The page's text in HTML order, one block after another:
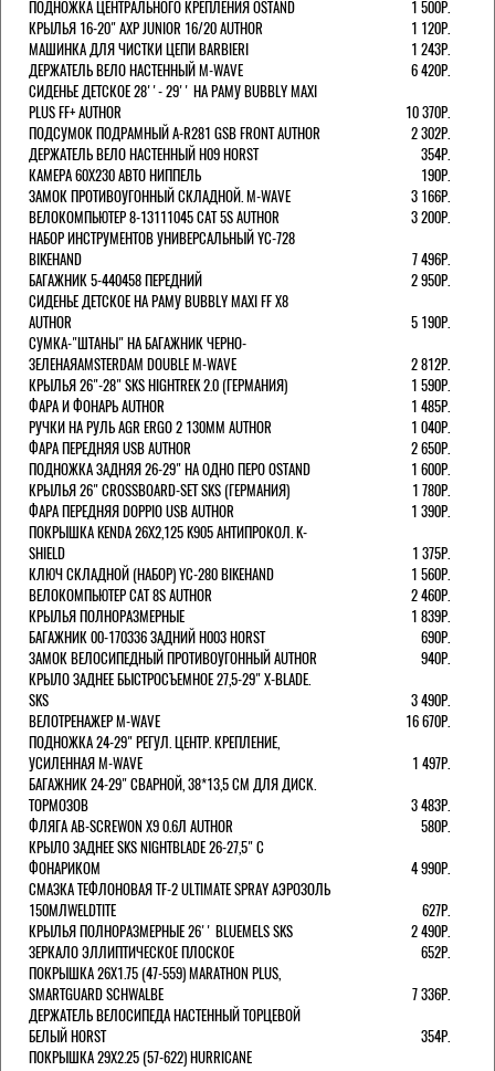
ПОДНОЖКА ЦЕНТРАЛЬНОГО КРЕПЛЕНИЯ OSTAND
1 500Р.
КРЫЛЬЯ 16-20" AXP JUNIOR 16/20 AUTHOR
1 120Р.
МАШИНКА ДЛЯ ЧИСТКИ ЦЕПИ BARBIERI
1 243Р.
ДЕРЖАТЕЛЬ ВЕЛО НАСТЕННЫЙ M-WAVE
6 420Р.
СИДЕНЬЕ ДЕТСКОЕ 28''- 29'' НА РАМУ BUBBLY MAXI
PLUS FF+ AUTHOR
10 370Р.
ПОДСУМОК ПОДРАМНЫЙ A-R281 GSB FRONT AUTHOR
2 302Р.
ДЕРЖАТЕЛЬ ВЕЛО НАСТЕННЫЙ H09 HORST
354Р.
КАМЕРА 60X230 АВТО НИППЕЛЬ
190Р.
ЗАМОК ПРОТИВОУГОННЫЙ СКЛАДНОЙ. M-WAVE
3 166Р.
ВЕЛОКОМПЬЮТЕР 8-13111045 CAT 5S AUTHOR
3 200Р.
НАБОР ИНСТРУМЕНТОВ УНИВЕРСАЛЬНЫЙ YC-728
BIKEHAND
7 496Р.
БАГАЖНИК 5-440458 ПЕРЕДНИЙ
2 950Р.
СИДЕНЬЕ ДЕТСКОЕ НА РАМУ BUBBLY MAXI FF X8
AUTHOR
5 190Р.
СУМКА-"ШТАНЫ" НА БАГАЖНИК ЧЕРНО-
ЗЕЛЕНАЯAMSTERDAM DOUBLE M-WAVE
2 812Р.
КРЫЛЬЯ 26"-28" SKS HIGHTREK 2.0 (ГЕРМАНИЯ)
1 590Р.
ФАРА И ФОНАРЬ AUTHOR
1 485Р.
РУЧКИ НА РУЛЬ AGR ERGO 2 130ММ AUTHOR
1 040Р.
ФАРА ПЕРЕДНЯЯ USB AUTHOR
2 650Р.
ПОДНОЖКА ЗАДНЯЯ 26-29" НА ОДНО ПЕРО OSTAND
1 600Р.
КРЫЛЬЯ 26" CROSSBOARD-SET SKS (ГЕРМАНИЯ)
1 780Р.
ФАРА ПЕРЕДНЯЯ DOPPIO USB AUTHOR
1 390Р.
ПОКРЫШКА KENDA 26Х2,125 K905 АНТИПРОКОЛ. K-
SHIELD
1 375Р.
КЛЮЧ СКЛАДНОЙ (НАБОР) YC-280 BIKEHAND
1 560Р.
ВЕЛОКОМПЬЮТЕР CAT 8S AUTHOR
2 460Р.
КРЫЛЬЯ ПОЛНОРАЗМЕРНЫЕ
1 839Р.
БАГАЖНИК 00-170336 ЗАДНИЙ H003 HORST
690Р.
ЗАМОК ВЕЛОСИПЕДНЫЙ ПРОТИВОУГОННЫЙ AUTHOR
940Р.
КРЫЛО ЗАДНЕЕ БЫСТРОСЪЕМНОЕ 27,5-29" X-BLADE.
SKS
3 490Р.
ВЕЛОТРЕНАЖЕР M-WAVE
16 670Р.
ПОДНОЖКА 24-29" РЕГУЛ. ЦЕНТР. КРЕПЛЕНИЕ,
УСИЛЕННАЯ M-WAVE
1 497Р.
БАГАЖНИК 24-29" СВАРНОЙ, 38*13,5 СМ ДЛЯ ДИСК.
ТОРМОЗОВ
3 483Р.
ФЛЯГА AB-SCREWON X9 0.6Л AUTHOR
580Р.
КРЫЛО ЗАДНЕЕ SKS NIGHTBLADE 26-27,5" С
ФОНАРИКОМ
4 990Р.
СМАЗКА ТЕФЛОНОВАЯ TF-2 ULTIMATE SPRAY АЭРОЗОЛЬ
150МЛWELDTITE
627Р.
КРЫЛЬЯ ПОЛНОРАЗМЕРНЫЕ 26'' BLUEMELS SKS
2 490Р.
ЗЕРКАЛО ЭЛЛИПТИЧЕСКОЕ ПЛОСКОЕ
652Р.
ПОКРЫШКА 26X1.75 (47-559) MARATHON PLUS,
SMARTGUARD SCHWALBE
7 336Р.
ДЕРЖАТЕЛЬ ВЕЛОCИПЕДА НАСТЕННЫЙ ТОРЦЕВОЙ
БЕЛЫЙ HORST
354Р.
ПОКРЫШКА 29X2.25 (57-622) HURRICANE